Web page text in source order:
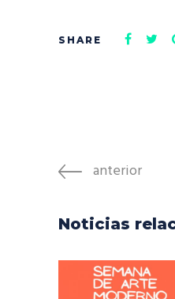
anterior
Noticias